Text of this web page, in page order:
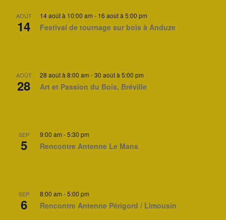
AOÛT
14
14 août à 10:00 am - 16 août à 5:00 pm
Festival de tournage sur bois à Anduze
AOÛT
28
28 août à 8:00 am -30 août à 5:00 pm
Art et Passion du Bois, Bréville
SEP
5
9:00 am -5:30 pm
Rencontre Antenne Le Mans
SEP
6
8:00 am -5:00 pm
Rencontre Antenne Périgord / Limousin